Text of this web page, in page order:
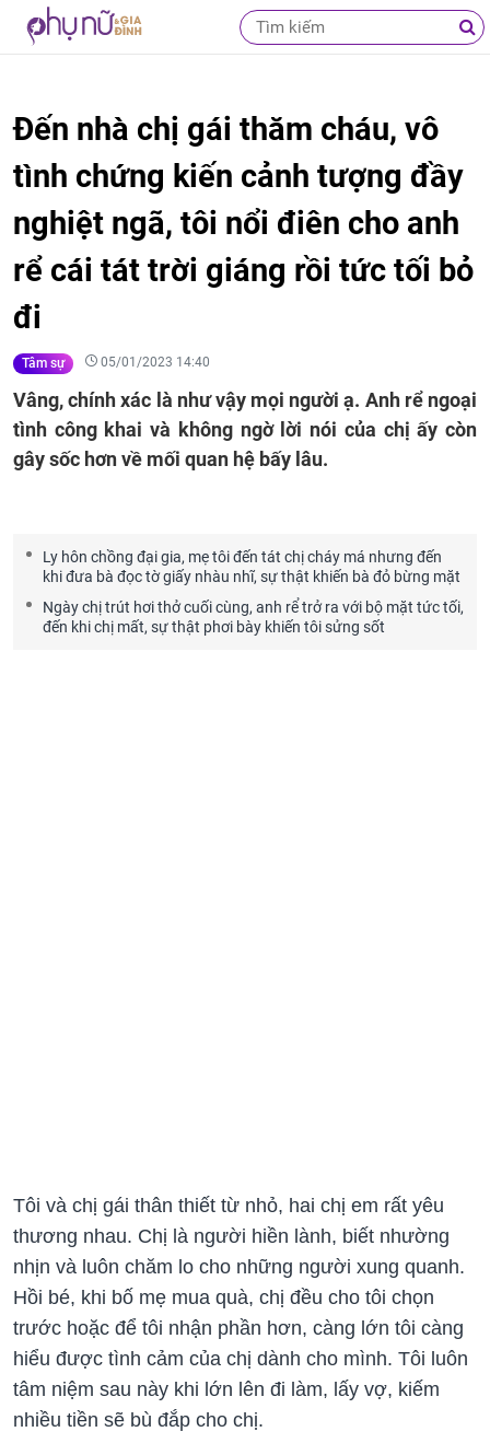
Đến nhà chị gái thăm cháu, vô
tình chứng kiến cảnh tượng đầy
nghiệt ngã, tôi nổi điên cho anh
rể cái tát trời giáng rồi tức tối bỏ
đi
Tâm sự 05/01/2023 14:40
Vâng, chính xác là như vậy mọi người ạ. Anh rể ngoại
tình công khai và không ngờ lời nói của chị ấy còn
gây sốc hơn về mối quan hệ bấy lâu.
Ly hôn chồng đại gia, mẹ tôi đến tát chị cháy má nhưng đến
khi đưa bà đọc tờ giấy nhàu nhĩ, sự thật khiến bà đỏ bừng mặt
Ngày chị trút hơi thở cuối cùng, anh rể trở ra với bộ mặt tức tối,
đến khi chị mất, sự thật phơi bày khiến tôi sửng sốt
Tôi và chị gái thân thiết từ nhỏ, hai chị em rất yêu
thương nhau. Chị là người hiền lành, biết nhường
nhịn và luôn chăm lo cho những người xung quanh.
Hồi bé, khi bố mẹ mua quà, chị đều cho tôi chọn
trước hoặc để tôi nhận phần hơn, càng lớn tôi càng
hiểu được tình cảm của chị dành cho mình. Tôi luôn
tâm niệm sau này khi lớn lên đi làm, lấy vợ, kiếm
nhiều tiền sẽ bù đắp cho chị.